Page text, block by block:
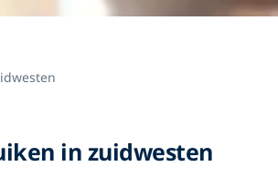
in zuidwesten